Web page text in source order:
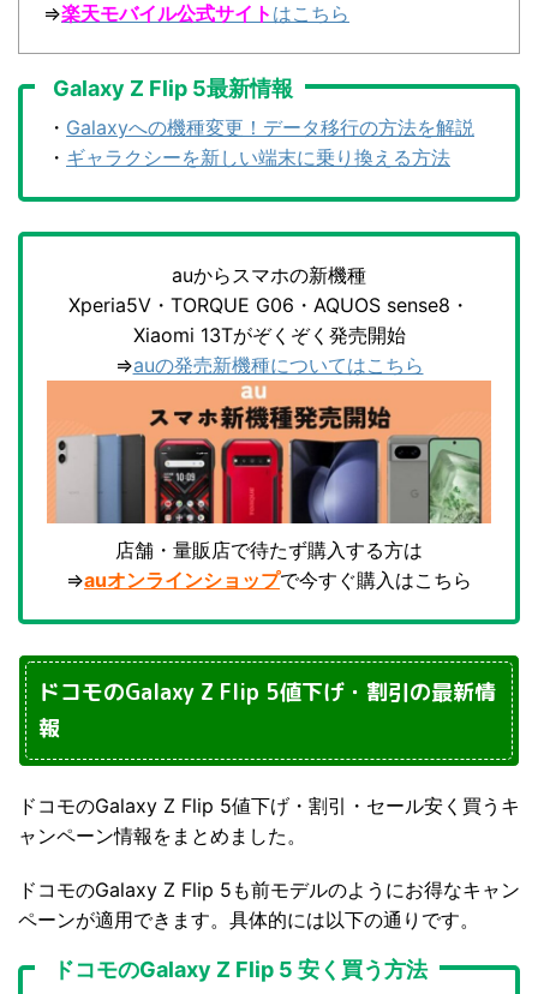
⇒楽天モバイル公式サイト はこちら
Galaxy Z Flip 5最新情報
・ Galaxyへの機種変更！データ移行の方法を解説
・ ギャラクシーを新しい端末に乗り換える方法
auからスマホの新機種
Xperia5V・TORQUE G06・AQUOS sense8・
Xiaomi 13Tがぞくぞく発売開始
⇒auの発売新機種についてはこちら
店舗・量販店で待たず購入する方は
⇒auオンラインショップで今すぐ購入はこちら
ドコモのGalaxy Z Flip 5値下げ・割引の最新情
報
ドコモのGalaxy Z Flip 5値下げ・割引・セール安く買うキ
ャンペーン情報をまとめました。
ドコモのGalaxy Z Flip 5も前モデルのようにお得なキャン
ペーンが適用できます。具体的には以下の通りです。
ドコモのGalaxy Z Flip 5 安く買う方法